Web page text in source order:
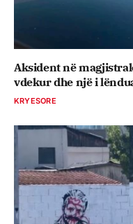
Aksident në
vdekur dhe një i
KRYESORE